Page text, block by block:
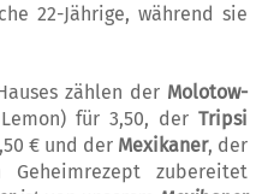
22-Jährige, während sie
zählen der Molotow-
für 3,50, der Tripsi
€ und der Mexikaner, der
Geheimrezept zubereitet